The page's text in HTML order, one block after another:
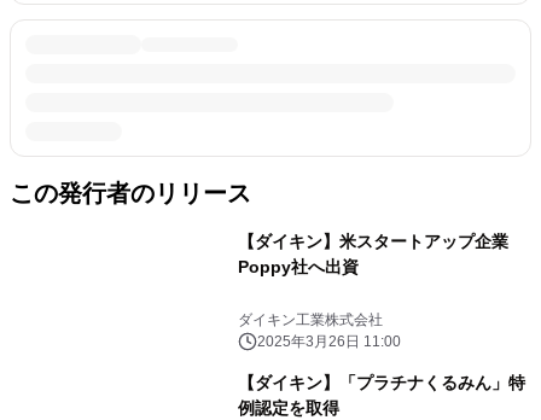
この発行者のリリース
【ダイキン】米スタートアップ企業
Poppy社へ出資
ダイキン工業株式会社
2025年3月26日 11:00
【ダイキン】「プラチナくるみん」特
例認定を取得